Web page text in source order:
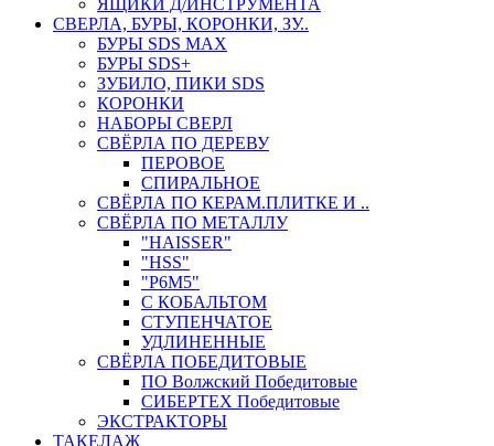
ЯЩИКИ Д/ИНСТРУМЕНТА
СВЕРЛА, БУРЫ, КОРОНКИ, ЗУ..
БУРЫ SDS MAX
БУРЫ SDS+
ЗУБИЛО, ПИКИ SDS
КОРОНКИ
НАБОРЫ СВЕРЛ
СВЁРЛА ПО ДЕРЕВУ
ПЕРОВОЕ
СПИРАЛЬНОЕ
СВЁРЛА ПО КЕРАМ.ПЛИТКЕ И ..
СВЁРЛА ПО МЕТАЛЛУ
"HAISSER"
"HSS"
"Р6М5"
С КОБАЛЬТОМ
СТУПЕНЧАТОЕ
УДЛИНЕННЫЕ
СВЁРЛА ПОБЕДИТОВЫЕ
ПО Волжский Победитовые
СИБЕРТЕХ Победитовые
ЭКСТРАКТОРЫ
ТАКЕЛАЖ